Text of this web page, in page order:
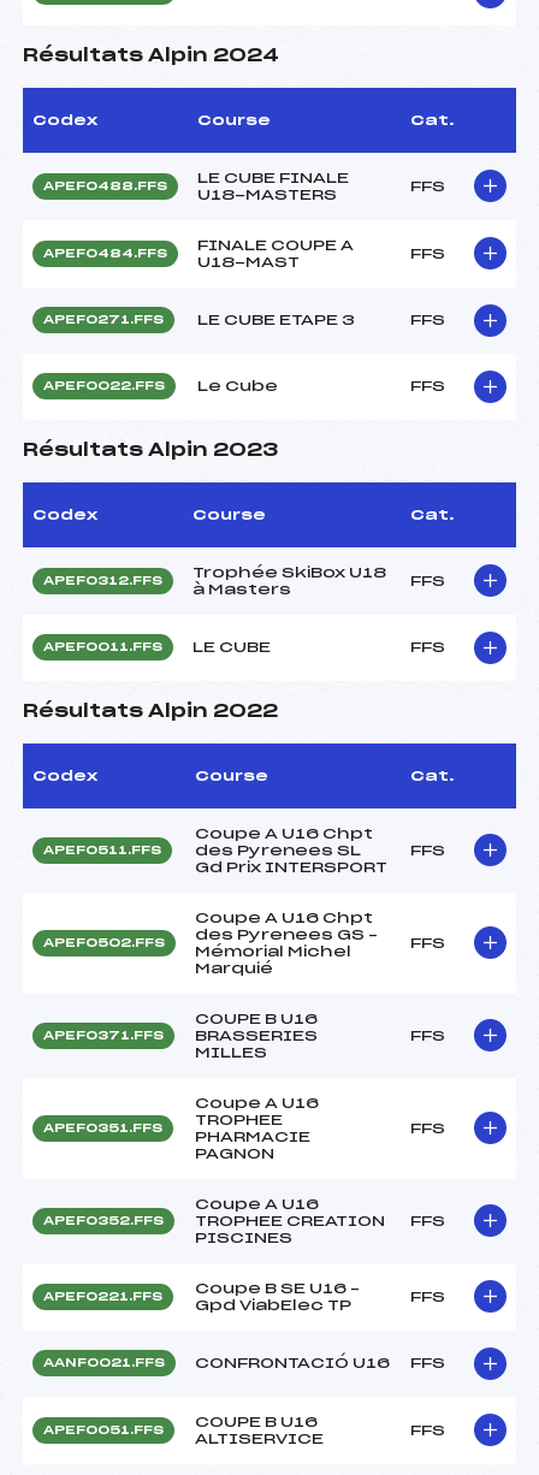
Résultats Alpin 2024
Codex Course Cat.
APEF0488.FFS
LE CUBE FINALE
U18-MASTERS
FFS
APEF0484.FFS
FINALE COUPE A
U18-MAST
FFS
APEF0271.FFS LE CUBE ETAPE 3 FFS
APEF0022.FFS Le Cube FFS
Résultats Alpin 2023
Codex Course Cat.
APEF0312.FFS
Trophée SkiBox U18
à Masters
FFS
APEF0011.FFS LE CUBE FFS
Résultats Alpin 2022
Codex Course Cat.
APEF0511.FFS
Coupe A U16 Chpt
des Pyrenees SL
Gd Prix INTERSPORT
FFS
APEF0502.FFS
Coupe A U16 Chpt
des Pyrenees GS –
Mémorial Michel
Marquié
FFS
APEF0371.FFS
COUPE B U16
BRASSERIES
MILLES
FFS
APEF0351.FFS
Coupe A U16
TROPHEE
PHARMACIE
PAGNON
FFS
APEF0352.FFS
Coupe A U16
TROPHEE CREATION
PISCINES
FFS
APEF0221.FFS
Coupe B SE U16 –
Gpd ViabElec TP
FFS
AANF0021.FFS CONFRONTACIÓ U16 FFS
APEF0051.FFS
COUPE B U16
ALTISERVICE
FFS